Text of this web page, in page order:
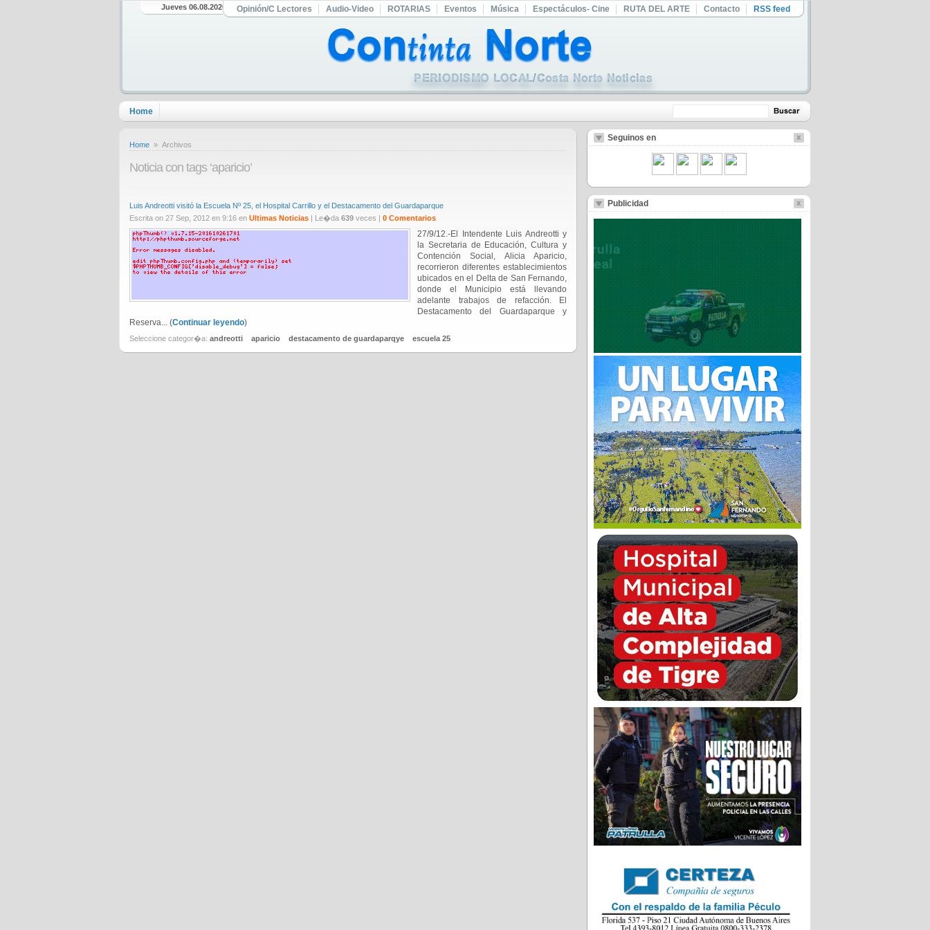
Jueves 06.08.2026 Opinión/C Lectores Audio-Video ROTARIAS Eventos Música Espectáculos- Cine RUTA DEL ARTE Contacto RSS feed
Home
Home » Archivos
Noticia con tags ‘aparicio’
Luis Andreotti visitó la Escuela Nº 25, el Hospital Carrillo y el Destacamento del Guardaparque
Escrita on 27 Sep, 2012 en 9:16 en Ultimas Noticias | Le�da 639 veces | 0 Comentarios
27/9/12.-El Intendente Luis Andreotti y
la Secretaria de Educación, Cultura y
Contención Social, Alicia Aparicio,
recorrieron diferentes establecimientos
ubicados en el Delta de San Fernando,
donde el Municipio está llevando
adelante trabajos de refacción. El
Destacamento del Guardaparque y
Reserva... (Continuar leyendo)
Seleccione categor�a: andreotti aparicio destacamento de guardaparqye escuela 25
Seguinos en
Publicidad